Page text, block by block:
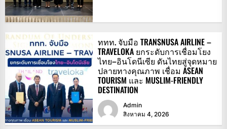
ททท. จับมือ TRANSNUSA AIRLINE –
TRAVELOKA ยกระดับการเชื่อมโยง
ไทย–อินโดนีเซีย ดันไทยสู่จุดหมาย
ปลายทางคุณภาพ เชื่อม ASEAN
TOURISM และ MUSLIM-FRIENDLY
DESTINATION
Admin
สิงหาคม 4, 2026